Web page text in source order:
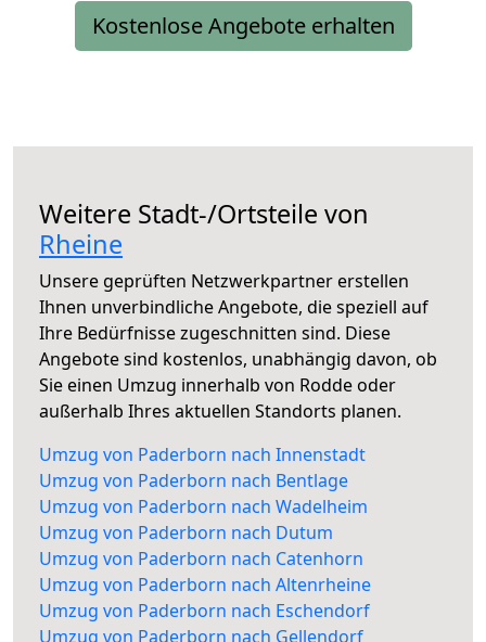
Kostenlose Angebote erhalten
Weitere Stadt-/Ortsteile von
Rheine
Unsere geprüften Netzwerkpartner erstellen
Ihnen unverbindliche Angebote, die speziell auf
Ihre Bedürfnisse zugeschnitten sind. Diese
Angebote sind kostenlos, unabhängig davon, ob
Sie einen Umzug innerhalb von Rodde oder
außerhalb Ihres aktuellen Standorts planen.
Umzug von Paderborn nach Innenstadt
Umzug von Paderborn nach Bentlage
Umzug von Paderborn nach Wadelheim
Umzug von Paderborn nach Dutum
Umzug von Paderborn nach Catenhorn
Umzug von Paderborn nach Altenrheine
Umzug von Paderborn nach Eschendorf
Umzug von Paderborn nach Gellendorf